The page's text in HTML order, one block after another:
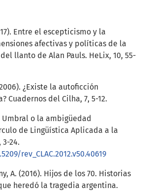
Entre el escepticismo y la
afectivas y políticas de la
llanto de Alan Pauls. HeLix, 10, 55-
¿Existe la autoficción
Cuadernos del Cilha, 7, 5-12.
Umbral o la ambigüedad
de Lingüística Aplicada a la
24.
rev_CLAC.2012.v50.40619
A. (2016). Hijos de los 70. Historias
heredó la tragedia argentina.